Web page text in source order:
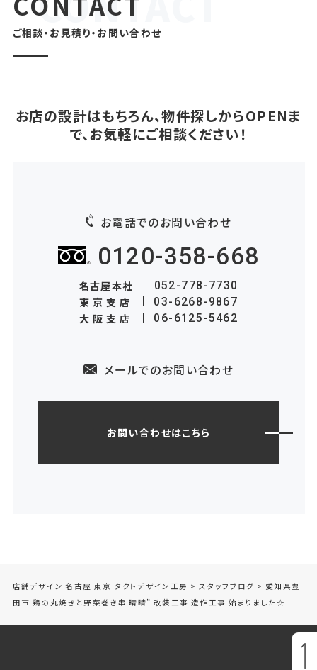
ご相談・お見積り・お問い合わせ
お店の設計はもちろん、物件探しからOPENま
で、お気軽にご相談ください！
お電話でのお問い合わせ
0120-358-668
名古屋本社 052-778-7730
東京支店 03-6268-9867
大阪支店 06-6125-5462
メールでのお問い合わせ
お問い合わせはこちら
店舗デザイン 名古屋 東京 タクトデザイン工房 > スタッフブログ > 愛知県豊
田市 鶏の丸焼きと野菜巻き串 晴晴” 改装工事 造作工事 始まりました☆